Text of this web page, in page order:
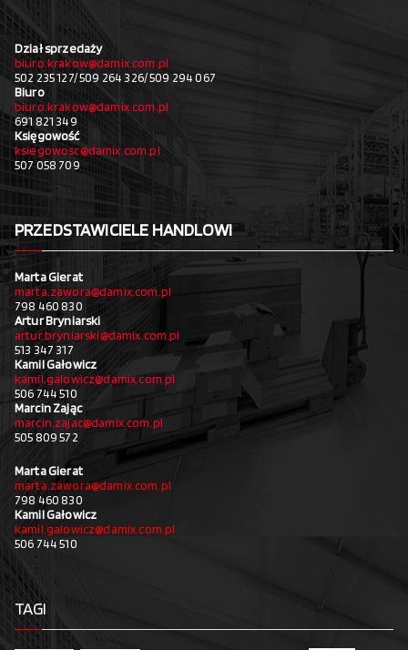
Dział sprzedaży
biuro.krakow@damix.com.pl
502 235 127/ 509 264 326/ 509 294 067
Biuro
biuro.krakow@damix.com.pl
691 821 349
Księgowość
ksiegowosc@damix.com.pl
507 058 709
PRZEDSTAWICIELE HANDLOWI
Marta Gierat
marta.zawora@damix.com.pl
798 460 830
Artur Bryniarski
artur.bryniarski@damix.com.pl
513 347 317
Kamil Gałowicz
kamil.galowicz@damix.com.pl
506 744 510
Marcin Zając
marcin.zajac@damix.com.pl
505 809 572
Marta Gierat
marta.zawora@damix.com.pl
798 460 830
Kamil Gałowicz
kamil.galowicz@damix.com.pl
506 744 510
TAGI